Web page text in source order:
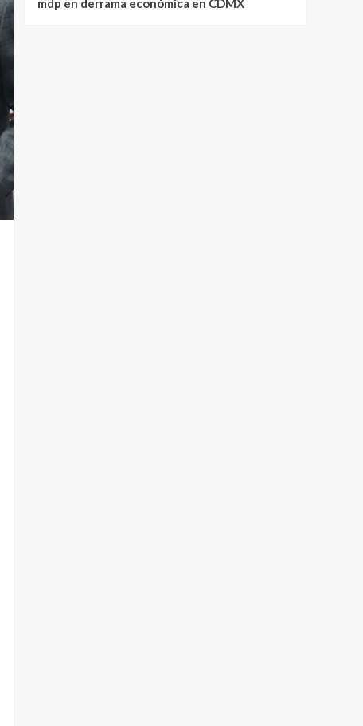
mdp en derrama económica en CDMX